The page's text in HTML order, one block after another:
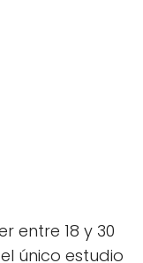
entre 18 y 30
único estudio